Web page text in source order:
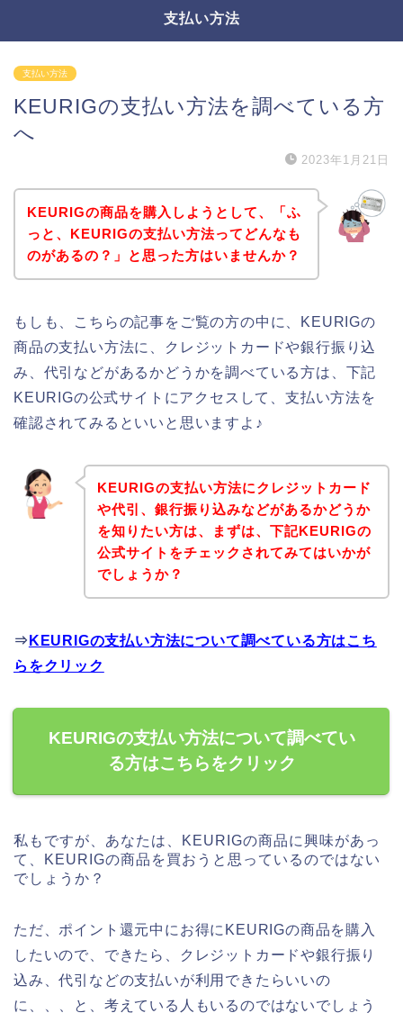
支払い方法
支払い方法
KEURIGの支払い方法を調べている方
へ
2023年1月21日
KEURIGの商品を購入しようとして、「ふ
っと、KEURIGの支払い方法ってどんなも
のがあるの？」と思った方はいませんか？
もしも、こちらの記事をご覧の方の中に、KEURIGの
商品の支払い方法に、クレジットカードや銀行振り込
み、代引などがあるかどうかを調べている方は、下記
KEURIGの公式サイトにアクセスして、支払い方法を
確認されてみるといいと思いますよ♪
KEURIGの支払い方法にクレジットカード
や代引、銀行振り込みなどがあるかどうか
を知りたい方は、まずは、下記KEURIGの
公式サイトをチェックされてみてはいかが
でしょうか？
⇒ KEURIGの支払い方法について調べている方はこち
らをクリック
KEURIGの支払い方法について調べてい
る方はこちらをクリック
私もですが、あなたは、KEURIGの商品に興味があっ
て、KEURIGの商品を買おうと思っているのではない
でしょうか？
ただ、ポイント還元中にお得にKEURIGの商品を購入
したいので、できたら、クレジットカードや銀行振り
込み、代引などの支払いが利用できたらいいの
に、、、と、考えている人もいるのではないでしょう